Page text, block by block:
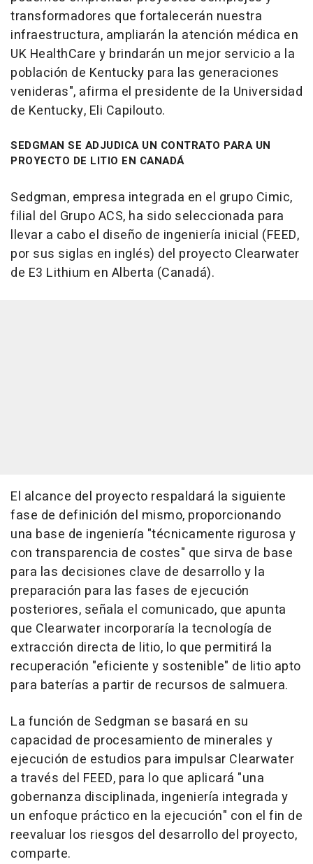
transformadores que fortalecerán nuestra
infraestructura, ampliarán la atención médica en
UK HealthCare y brindarán un mejor servicio a la
población de Kentucky para las generaciones
venideras", afirma el presidente de la Universidad
de Kentucky, Eli Capilouto.
SEDGMAN SE ADJUDICA UN CONTRATO PARA UN
PROYECTO DE LITIO EN CANADÁ
Sedgman, empresa integrada en el grupo Cimic,
filial del Grupo ACS, ha sido seleccionada para
llevar a cabo el diseño de ingeniería inicial (FEED,
por sus siglas en inglés) del proyecto Clearwater
de E3 Lithium en Alberta (Canadá).
El alcance del proyecto respaldará la siguiente
fase de definición del mismo, proporcionando
una base de ingeniería "técnicamente rigurosa y
con transparencia de costes" que sirva de base
para las decisiones clave de desarrollo y la
preparación para las fases de ejecución
posteriores, señala el comunicado, que apunta
que Clearwater incorporaría la tecnología de
extracción directa de litio, lo que permitirá la
recuperación "eficiente y sostenible" de litio apto
para baterías a partir de recursos de salmuera.
La función de Sedgman se basará en su
capacidad de procesamiento de minerales y
ejecución de estudios para impulsar Clearwater
a través del FEED, para lo que aplicará "una
gobernanza disciplinada, ingeniería integrada y
un enfoque práctico en la ejecución" con el fin de
reevaluar los riesgos del desarrollo del proyecto,
comparte.